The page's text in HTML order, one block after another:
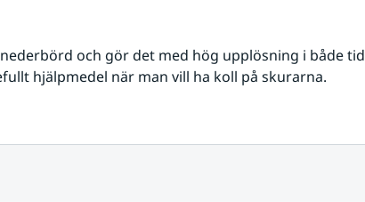
och gör det med hög upplösning i både tid
hjälpmedel när man vill ha koll på skurarna.